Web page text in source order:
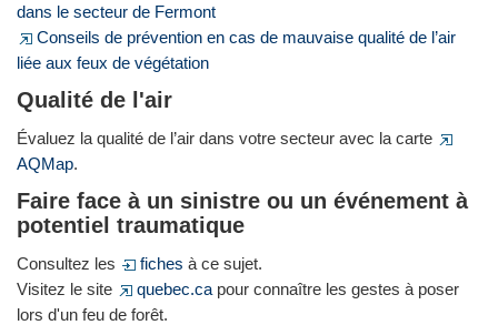
dans le secteur de Fermont
Conseils de prévention en cas de mauvaise qualité de l’air
liée aux feux de végétation
Qualité de l'air
Évaluez la qualité de l’air dans votre secteur avec la carte
AQMap.
Faire face à un sinistre ou un événement à
potentiel traumatique
Consultez les fiches à ce sujet.
Visitez le site
quebec.ca pour connaître les gestes à poser
lors d'un feu de forêt.